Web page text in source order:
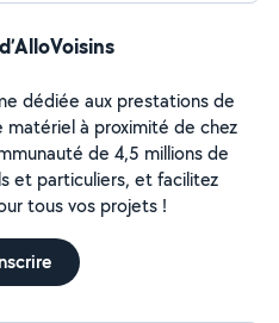
dédiée aux prestations de
à proximité de chez
de 4,5 millions de
et particuliers, et facilitez
tous vos projets !